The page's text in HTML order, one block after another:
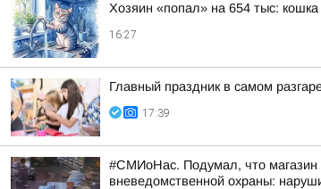
Хозяин «попал» на 654 тыс:
16:27
Главный праздник в самом
17:39
#СМИоНас. Подумал, что магазин
вневедомственной охраны: